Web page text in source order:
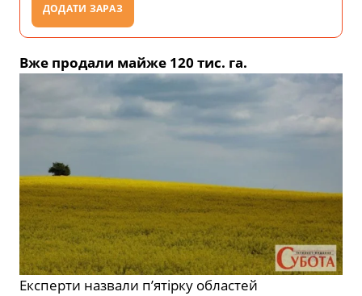
ДОДАТИ ЗАРАЗ
Вже продали майже 120 тис. га.
Експерти назвали п’ятірку областей